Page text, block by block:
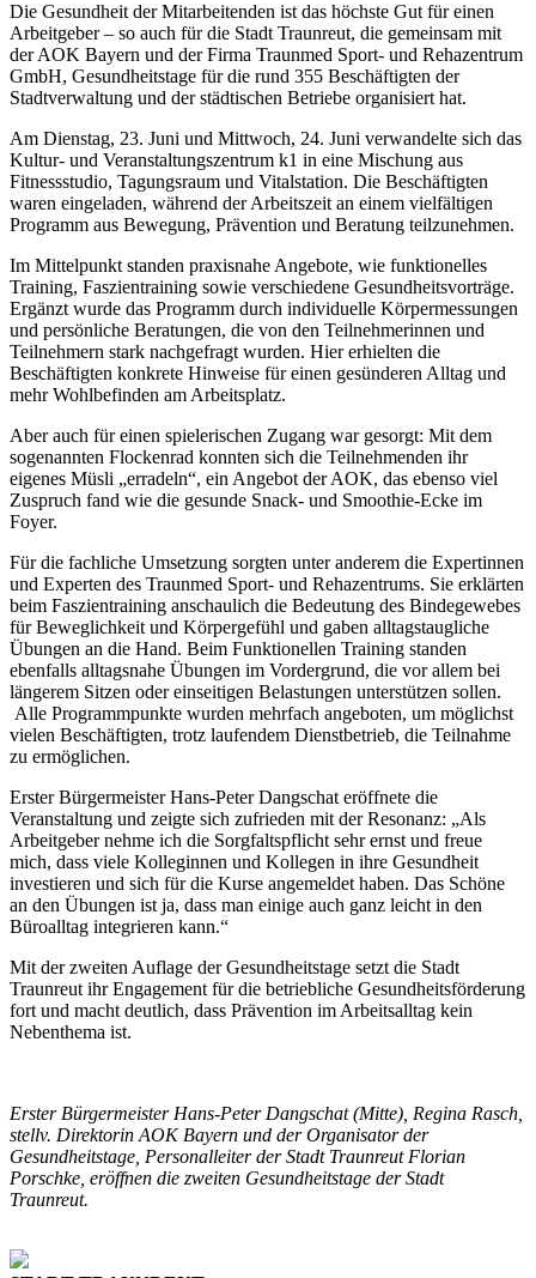
Die Gesundheit der Mitarbeitenden ist das höchste Gut für einen
Arbeitgeber – so auch für die Stadt Traunreut, die gemeinsam mit
der AOK Bayern und der Firma Traunmed Sport- und Rehazentrum
GmbH, Gesundheitstage für die rund 355 Beschäftigten der
Stadtverwaltung und der städtischen Betriebe organisiert hat.
Am Dienstag, 23. Juni und Mittwoch, 24. Juni verwandelte sich das
Kultur- und Veranstaltungszentrum k1 in eine Mischung aus
Fitnessstudio, Tagungsraum und Vitalstation. Die Beschäftigten
waren eingeladen, während der Arbeitszeit an einem vielfältigen
Programm aus Bewegung, Prävention und Beratung teilzunehmen.
Im Mittelpunkt standen praxisnahe Angebote, wie funktionelles
Training, Faszientraining sowie verschiedene Gesundheitsvorträge.
Ergänzt wurde das Programm durch individuelle Körpermessungen
und persönliche Beratungen, die von den Teilnehmerinnen und
Teilnehmern stark nachgefragt wurden. Hier erhielten die
Beschäftigten konkrete Hinweise für einen gesünderen Alltag und
mehr Wohlbefinden am Arbeitsplatz.
Aber auch für einen spielerischen Zugang war gesorgt: Mit dem
sogenannten Flockenrad konnten sich die Teilnehmenden ihr
eigenes Müsli „erradeln“, ein Angebot der AOK, das ebenso viel
Zuspruch fand wie die gesunde Snack- und Smoothie-Ecke im
Foyer.
Für die fachliche Umsetzung sorgten unter anderem die Expertinnen
und Experten des Traunmed Sport- und Rehazentrums. Sie erklärten
beim Faszientraining anschaulich die Bedeutung des Bindegewebes
für Beweglichkeit und Körpergefühl und gaben alltagstaugliche
Übungen an die Hand. Beim Funktionellen Training standen
ebenfalls alltagsnahe Übungen im Vordergrund, die vor allem bei
längerem Sitzen oder einseitigen Belastungen unterstützen sollen.
Alle Programmpunkte wurden mehrfach angeboten, um möglichst
vielen Beschäftigten, trotz laufendem Dienstbetrieb, die Teilnahme
zu ermöglichen.
Erster Bürgermeister Hans-Peter Dangschat eröffnete die
Veranstaltung und zeigte sich zufrieden mit der Resonanz: „Als
Arbeitgeber nehme ich die Sorgfaltspflicht sehr ernst und freue
mich, dass viele Kolleginnen und Kollegen in ihre Gesundheit
investieren und sich für die Kurse angemeldet haben. Das Schöne
an den Übungen ist ja, dass man einige auch ganz leicht in den
Büroalltag integrieren kann.“
Mit der zweiten Auflage der Gesundheitstage setzt die Stadt
Traunreut ihr Engagement für die betriebliche Gesundheitsförderung
fort und macht deutlich, dass Prävention im Arbeitsalltag kein
Nebenthema ist.
Erster Bürgermeister Hans-Peter Dangschat (Mitte), Regina Rasch,
stellv. Direktorin AOK Bayern und der Organisator der
Gesundheitstage, Personalleiter der Stadt Traunreut Florian
Porschke, eröffnen die zweiten Gesundheitstage der Stadt
Traunreut.